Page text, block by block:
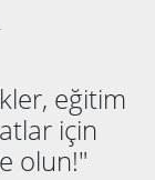
eğitim
için
olun!"